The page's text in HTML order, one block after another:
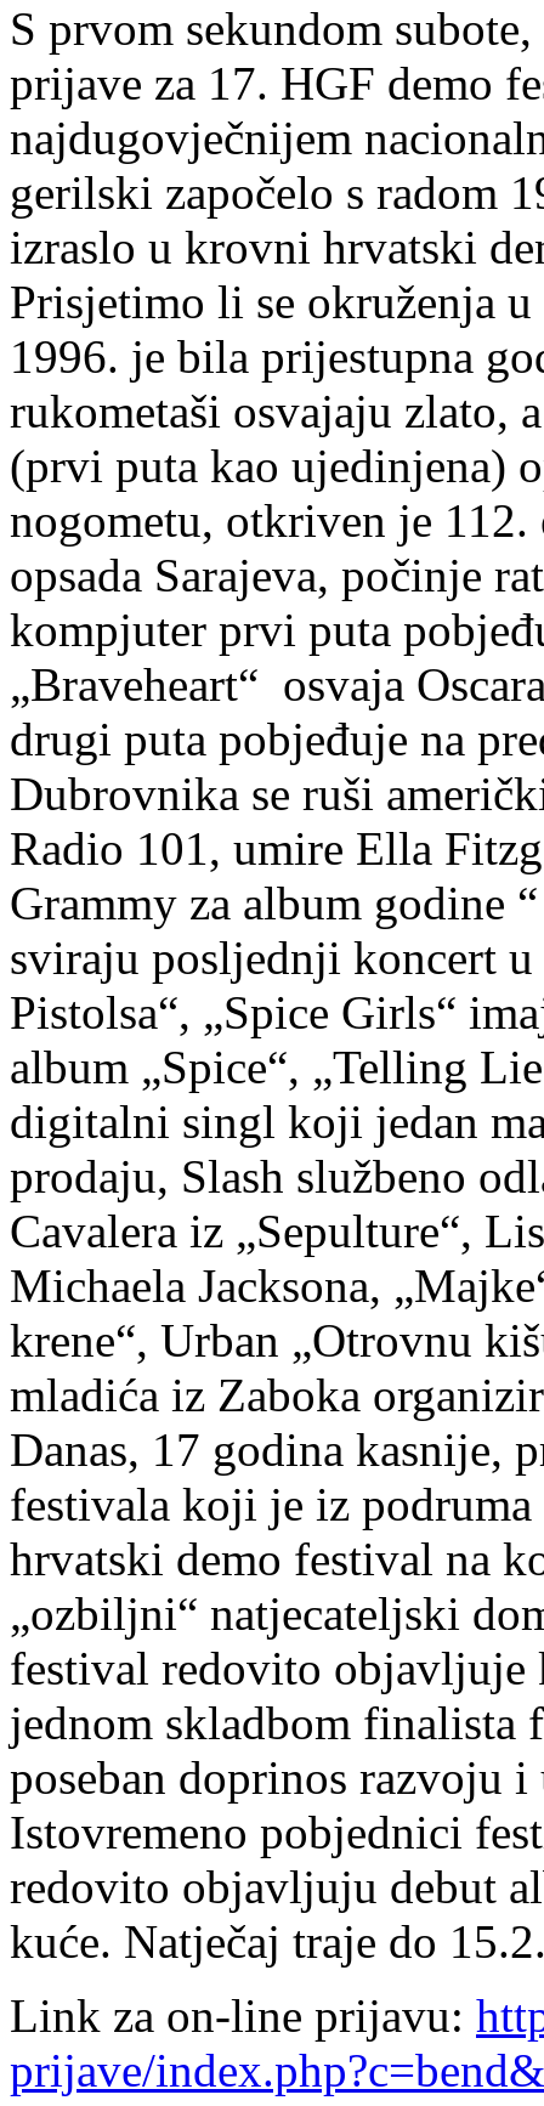
S prvom sekundom
prijave za 17. HGF demo
najdugovječnijem
gerilski započelo s radom
izraslo u krovni hrvatski
Prisjetimo li se okruženja
1996. je bila prijestupna
rukometaši osvajaju zlato,
(prvi puta kao ujedinjena)
nogometu, otkriven je
opsada Sarajeva, počinje
kompjuter prvi puta
„Braveheart“ osvaja
drugi puta pobjeđuje na
Dubrovnika se ruši
Radio 101, umire Ella
Grammy za album godine
sviraju posljednji koncert
Pistolsa“, „Spice Girls“
album „Spice“, „Telling
digitalni singl koji jedan
prodaju, Slash službeno
Cavalera iz „Sepulture“,
Michaela Jacksona,
krene“, Urban „Otrovnu
mladića iz Zaboka
Danas, 17 godina kasnije,
festivala koji je iz
hrvatski demo festival na
„ozbiljni“ natjecateljski
festival redovito objavljuje
jednom skladbom finalista
poseban doprinos razvoju i
Istovremeno pobjednici
redovito objavljuju debut
kuće. Natječaj traje do
Link za on-line prijavu:
prijave/